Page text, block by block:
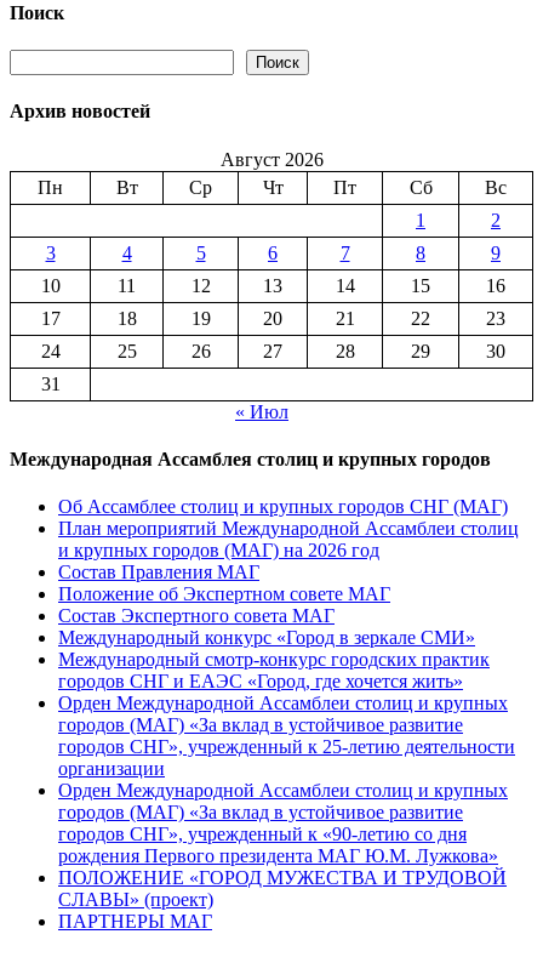
Поиск
Поиск
Архив новостей
Август 2026
Пн
Вт Ср Чт Пт Сб
Вс
1
2
3
4 5 6 7 8
9
10
11 12 13 14 15
16
17
18 19 20 21 22
23
24
25 26 27 28 29
30
31
« Июл
Международная Ассамблея столиц и крупных городов
Об Ассамблее столиц и крупных городов СНГ (МАГ)
План мероприятий Международной Ассамблеи столиц
и крупных городов (МАГ) на 2026 год
Состав Правления МАГ
Положение об Экспертном совете МАГ
Состав Экспертного совета МАГ
Международный конкурс «Город в зеркале СМИ»
Международный смотр-конкурс городских практик
городов СНГ и ЕАЭС «Город, где хочется жить»
Орден Международной Ассамблеи столиц и крупных
городов (МАГ) «За вклад в устойчивое развитие
городов СНГ», учрежденный к 25-летию деятельности
организации
Орден Международной Ассамблеи столиц и крупных
городов (МАГ) «За вклад в устойчивое развитие
городов СНГ», учрежденный к «90-летию со дня
рождения Первого президента МАГ Ю.М. Лужкова»
ПОЛОЖЕНИЕ «ГОРОД МУЖЕСТВА И ТРУДОВОЙ
СЛАВЫ» (проект)
ПАРТНЕРЫ МАГ